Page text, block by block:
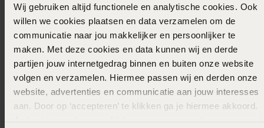
Wij gebruiken altijd functionele en analytische cookies. Ook
willen we cookies plaatsen en data verzamelen om de
communicatie naar jou makkelijker en persoonlijker te
maken. Met deze cookies en data kunnen wij en derde
partijen jouw internetgedrag binnen en buiten onze website
volgen en verzamelen. Hiermee passen wij en derden onze
website, advertenties en communicatie aan jouw interesses
aan. Door op ‘accepteren’ te klikken ga je hiermee akkoord.
Ook leuk voor jou